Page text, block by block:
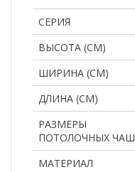
СЕРИЯ
ВЫСОТА (СМ)
ШИРИНА (СМ)
ДЛИНА (СМ)
РАЗМЕРЫ
ПОТОЛОЧНЫХ ЧАШ
MАТЕРИАЛ